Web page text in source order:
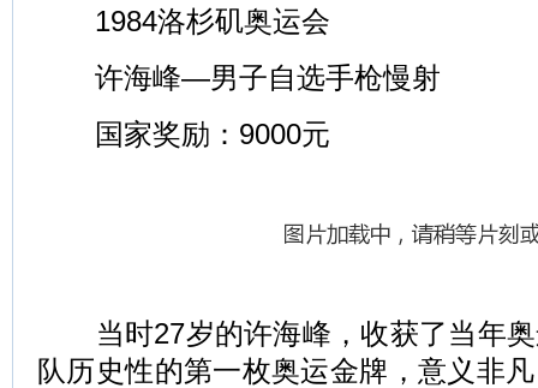
1984洛杉矶奥运会
许海峰—男子自选手枪慢射
国家奖励：9000元
当时27岁的许海峰，收获了当年奥
队历史性的第一枚奥运金牌，意义非